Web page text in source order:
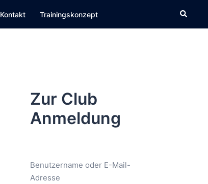
Kontakt Trainingskonzept Suche
Zur Club
Anmeldung
Benutzername oder E-Mail-
Adresse